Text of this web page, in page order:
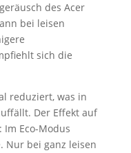
des Acer
bei leisen
sich die
reduziert, was in
Der Effekt auf
Eco-Modus
Nur bei ganz leisen